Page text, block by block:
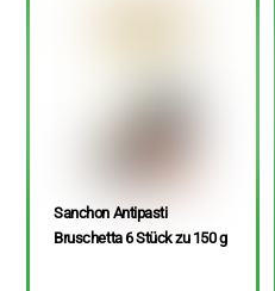
Sanchon Antipasti
Bruschetta 6 Stück zu 150 g